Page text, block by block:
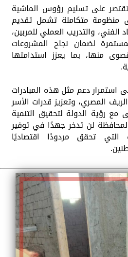
على تسليم رؤوس الماشية
منظومة متكاملة تشمل تقديم
الفني، والتدريب العملي للمربين،
لضمان نجاح المشروعات
منها، بما يعزز استدامتها
دعم مثل هذه المبادرات
المصري، وتعزيز قدرات الأسر
مع رؤية الدولة لتحقيق التنمية
لن تدخر جهدًا في توفير
التي تحقق مردودًا اقتصاديًا